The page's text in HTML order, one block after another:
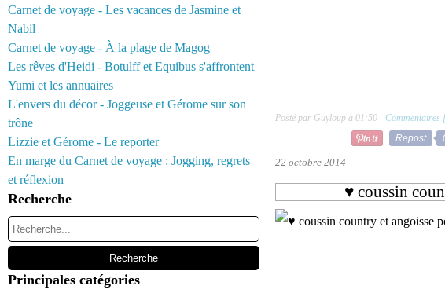
Carnet de voyage - Les vacances de Jasmine et
Nabil
Carnet de voyage - À la plage de Magog
Les rêves d'Heidi - Botulff et Equibus s'affrontent
Yumi et les annuaires
L'envers du décor - Joggeuse et Gérome sur son
trône
Lizzie et Gérome - Le reporter
En marge du Carnet de voyage : Jogging, regrets
et réflexion
Recherche
Principales catégories
Posté par Guyloup à 01:50 - Commentaires
Repost
22 octobre 2014
♥ coussin